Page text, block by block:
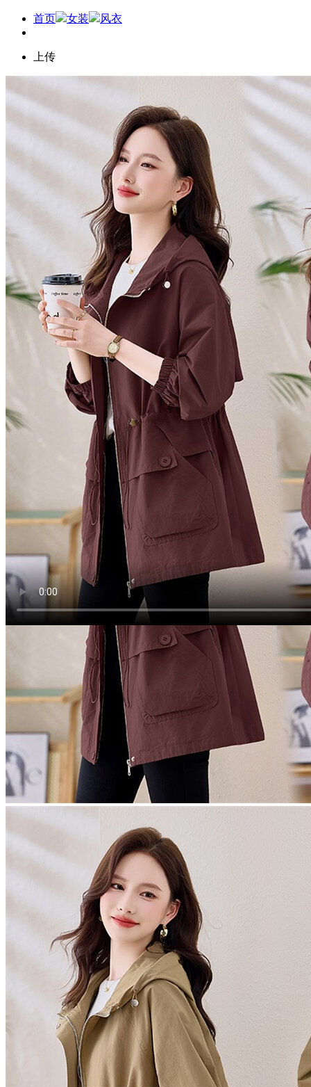
首页 女装 风衣
上传